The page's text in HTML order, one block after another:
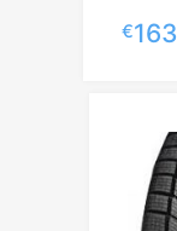
€